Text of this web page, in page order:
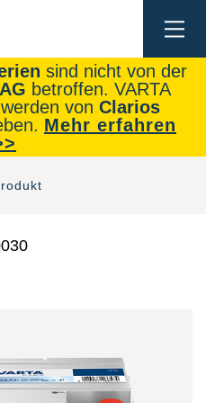
sind nicht von der
betroffen. VARTA
von Clarios
Mehr erfahren